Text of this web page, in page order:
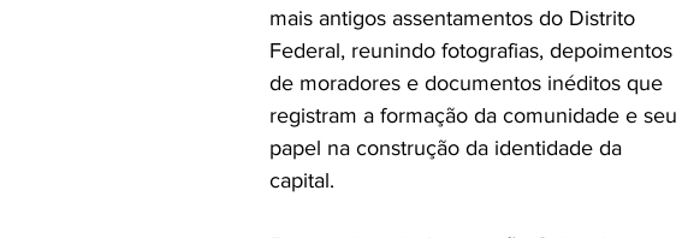
mais antigos assentamentos do Distrito
Federal, reunindo fotografias, depoimentos
de moradores e documentos inéditos que
registram a formação da comunidade e seu
papel na construção da identidade da
capital.